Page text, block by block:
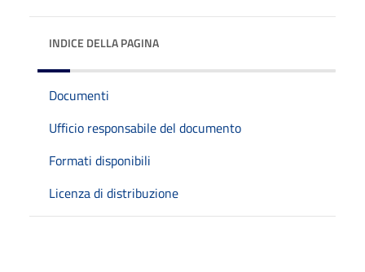
INDICE DELLA PAGINA
Documenti
Ufficio responsabile del documento
Formati disponibili
Licenza di distribuzione